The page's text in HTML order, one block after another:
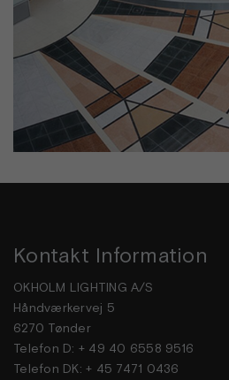
Kontakt Information
OKHOLM LIGHTING A/S
Håndværkervej 5
6270 Tønder
Telefon D: + 49 40 6558 9516
Telefon DK: + 45 7471 0436